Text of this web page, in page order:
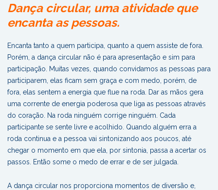
Dança circular, uma atividade que
encanta as pessoas.
Encanta tanto a quem participa, quanto a quem assiste de fora.
Porém, a dança circular não é para apresentação e sim para
participação. Muitas vezes, quando convidamos as pessoas para
participarem, elas ficam sem graça e com medo, porém, de
fora, elas sentem a energia que flue na roda. Dar as mãos gera
uma corrente de energia poderosa que liga as pessoas através
do coração. Na roda ninguém corrige ninguém. Cada
participante se sente livre e acolhido. Quando alguém erra a
roda continua e a pessoa vai sintonizando aos poucos, até
chegar o momento em que ela, por sintonia, passa a acertar os
passos. Então some o medo de errar e de ser julgada.
A dança circular nos proporciona momentos de diversão e,